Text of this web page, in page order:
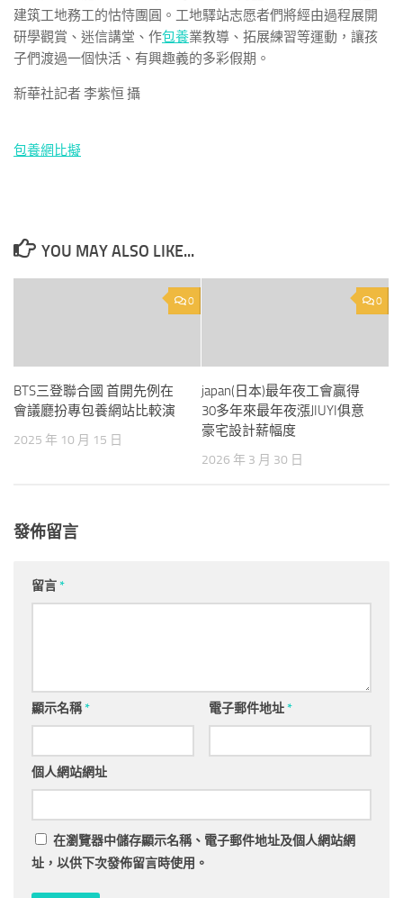
建筑工地務工的怙恃團圓。工地驛站志愿者們將經由過程展開
研學觀賞、迷信講堂、作包養業教導、拓展練習等運動，讓孩
子們渡過一個快活、有興趣義的多彩假期。
新華社記者 李紫恒 攝
包養網比擬
YOU MAY ALSO LIKE...
0
BTS三登聯合國 首開先例在
會議廳扮專包養網站比較演
2025 年 10 月 15 日
0
japan(日本)最年夜工會贏得
30多年來最年夜漲JIUYI俱意
豪宅設計薪幅度
2026 年 3 月 30 日
發佈留言
留言*
顯示名稱* 電子郵件地址*
個人網站網址
在瀏覽器中儲存顯示名稱、電子郵件地址及個人網站網
址，以供下次發佈留言時使用。